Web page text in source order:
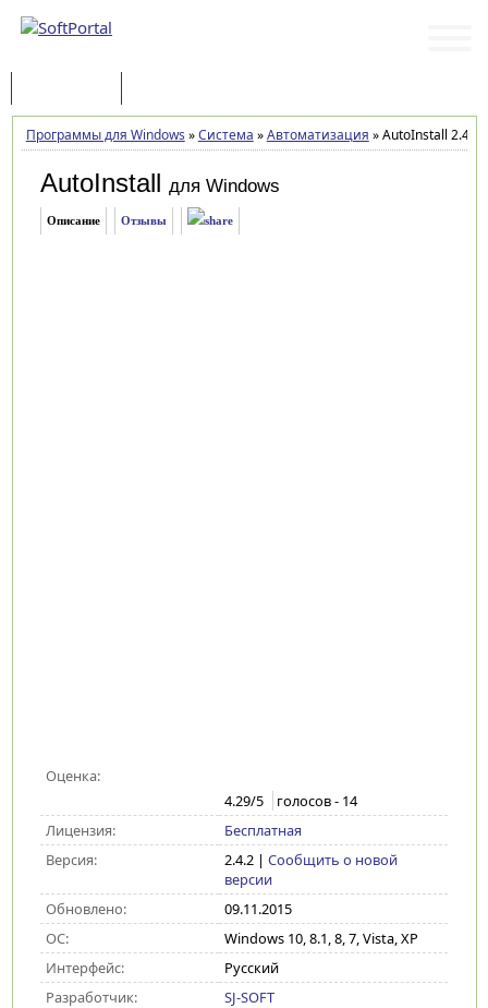
Программы для Windows »Система »Автоматизация »AutoInstall 2.4.2
AutoInstall для Windows
Описание Отзывы
Оценка:
4.29/5 голосов - 14
Лицензия:
Бесплатная
Версия:
2.4.2| Сообщить о новой
версии
Обновлено:
09.11.2015
ОС:
Windows 10, 8.1, 8, 7, Vista, XP
Интерфейс:
Русский
Разработчик:
SJ-SOFT